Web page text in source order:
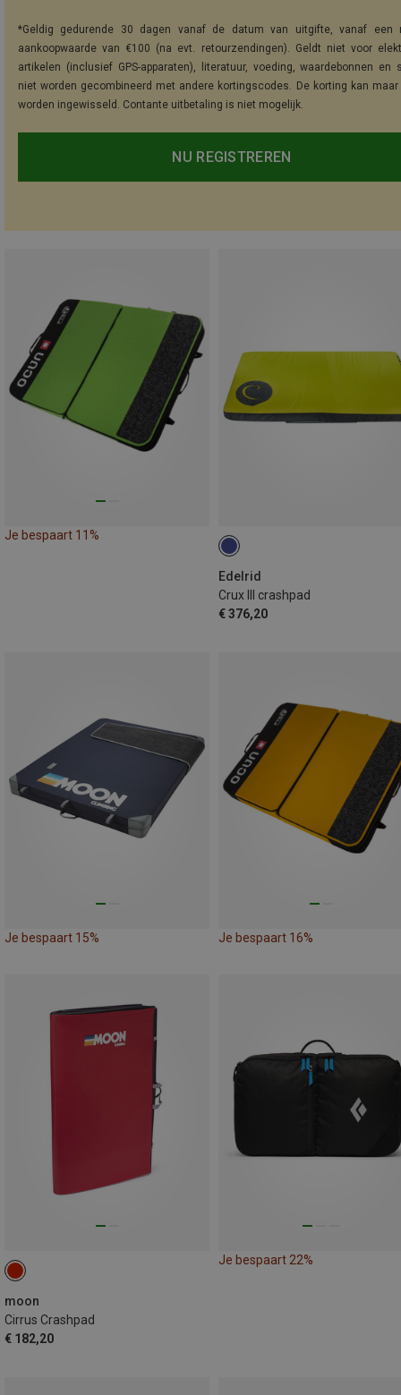
*Geldig gedurende 30 dagen vanaf de datum van uitgifte, vanaf een
aankoopwaarde van €100 (na evt. retourzendingen). Geldt niet voor
artikelen (inclusief GPS-apparaten), literatuur, voeding, waardebonnen en
niet worden gecombineerd met andere kortingscodes. De korting kan maar
worden ingewisseld. Contante uitbetaling is niet mogelijk.
NU REGISTREREN
Je bespaart 11%
Edelrid
Crux III crashpad
€ 376,20
Je bespaart 15% Je bespaart 16%
moon
Cirrus Crashpad
€ 182,20
Je bespaart 22%